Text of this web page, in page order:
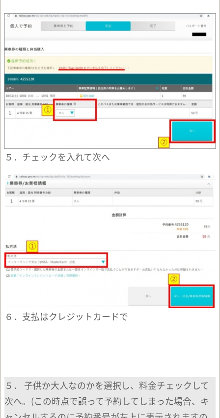
５．チェックを入れて次へ
６．支払はクレジットカードで
５． 子供か大人なのかを選択し、料金チェックして
次へ。(この時点で誤って予約してしまった場合、キ